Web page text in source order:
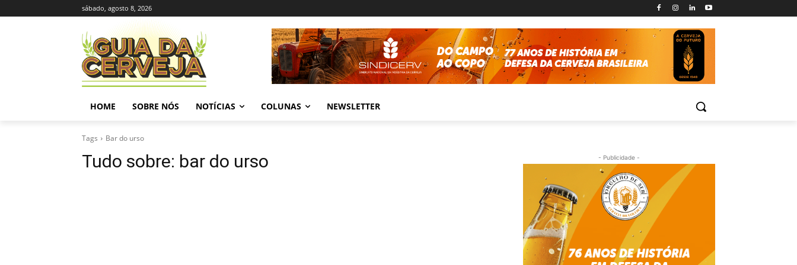
sábado, agosto 8, 2026
HOME SOBRE NÓS NOTÍCIAS COLUNAS NEWSLETTER
Tags Bar do urso
Tudo sobre: bar do urso - Publicidade -